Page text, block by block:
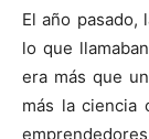
El año pasado,
lo que
era más que
más la ciencia